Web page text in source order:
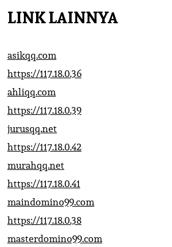
LINK LAINNYA
asikqq.com
https://117.18.0.36
ahliqq.com
https://117.18.0.39
jurusqq.net
https://117.18.0.42
murahqq.net
https://117.18.0.41
maindomino99.com
https://117.18.0.38
masterdomino99.com